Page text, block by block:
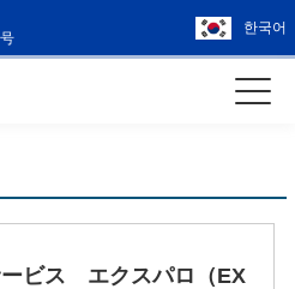
한국어
ービス エクスパロ（EX